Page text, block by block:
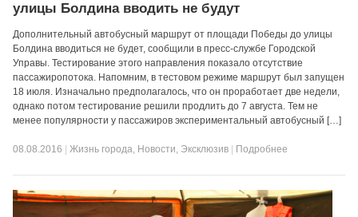
улицы Болдина вводить не будут
Дополнительный автобусный маршрут от площади Победы до улицы
Болдина вводиться не будет, сообщили в пресс-службе Городской
Управы. Тестирование этого направления показало отсутствие
пассажиропотока. Напомним, в тестовом режиме маршрут был запущен
18 июля. Изначально предполагалось, что он проработает две недели,
однако потом тестирование решили продлить до 7 августа. Тем не
менее популярности у пассажиров экспериментальный автобусный […]
08.08.2016 |Жизнь города, Новости, Эксклюзив Подробнее